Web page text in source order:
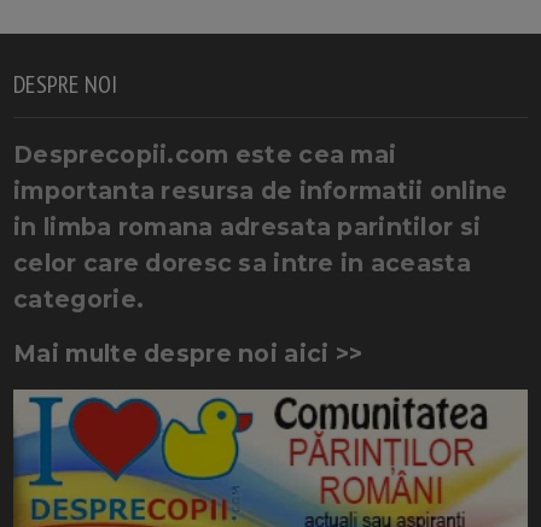
DESPRE NOI
Desprecopii.com este cea mai
importanta resursa de informatii online
in limba romana adresata parintilor si
celor care doresc sa intre in aceasta
categorie.
Mai multe despre noi aici >>